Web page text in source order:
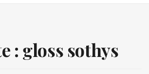
: gloss sothys